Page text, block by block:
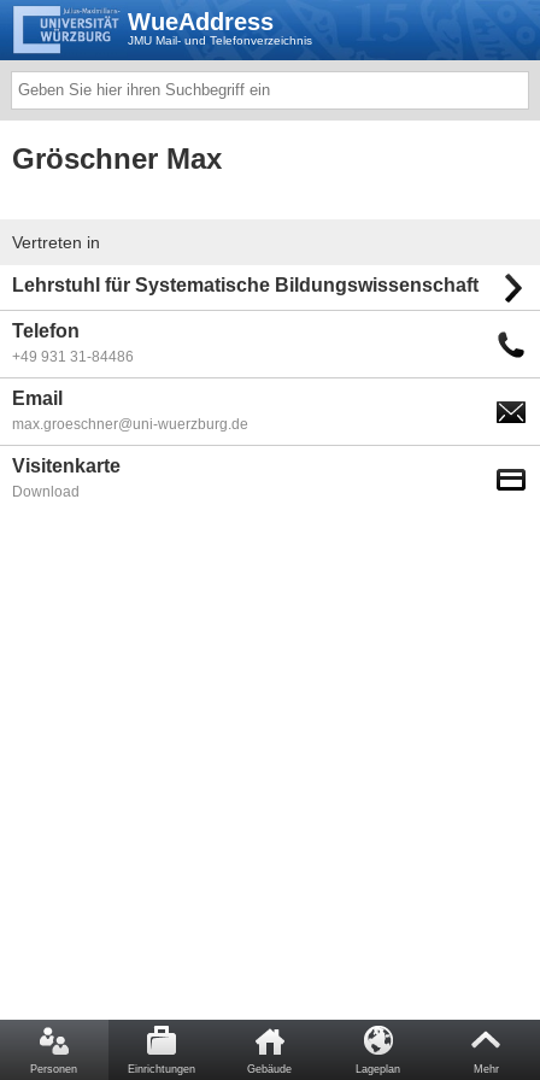
WueAddress
JMU Mail- und Telefonverzeichnis
Gröschner Max
Vertreten in
Lehrstuhl für Systematische Bildungswissenschaft
Telefon
+49 931 31-84486
Email
max.groeschner@uni-wuerzburg.de
Visitenkarte
Download
Personen Einrichtungen Gebäude Lageplan Mehr